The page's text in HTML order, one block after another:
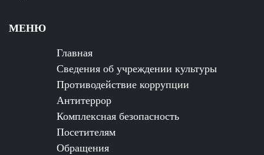
МЕНЮ
Главная
Сведения об учреждении культуры
Противодействие коррупции
Антитеррор
Комплексная безопасность
Посетителям
Обращения